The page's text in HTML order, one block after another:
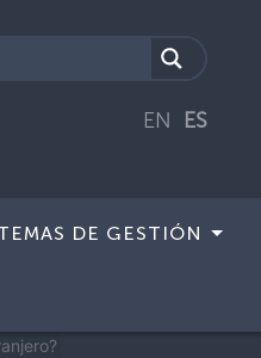
EN ES
DE GESTIÓN